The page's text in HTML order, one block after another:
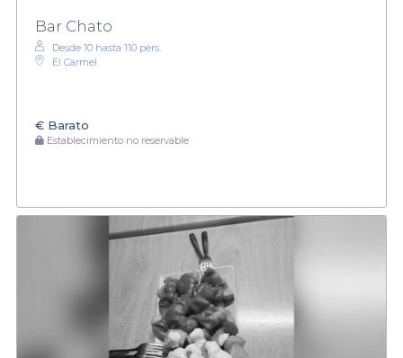
Bar Chato
Desde 10 hasta 110 pers.
El Carmel
€ Barato
Establecimiento no reservable